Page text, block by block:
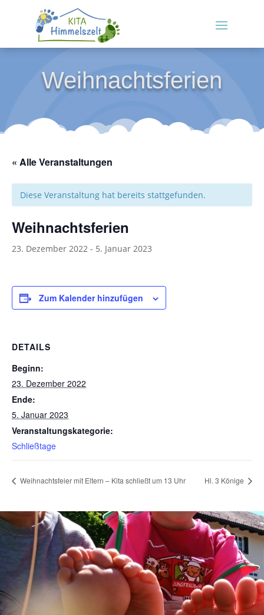
Weihnachtsferien
« Alle Veranstaltungen
Diese Veranstaltung hat bereits stattgefunden.
Weihnachtsferien
23. Dezember 2022 - 5. Januar 2023
Zum Kalender hinzufügen
DETAILS
Beginn:
23. Dezember 2022
Ende:
5. Januar 2023
Veranstaltungskategorie:
Schließtage
Weihnachtsfeier mit Eltern – Kita schließt um 13 Uhr Hl. 3 Könige